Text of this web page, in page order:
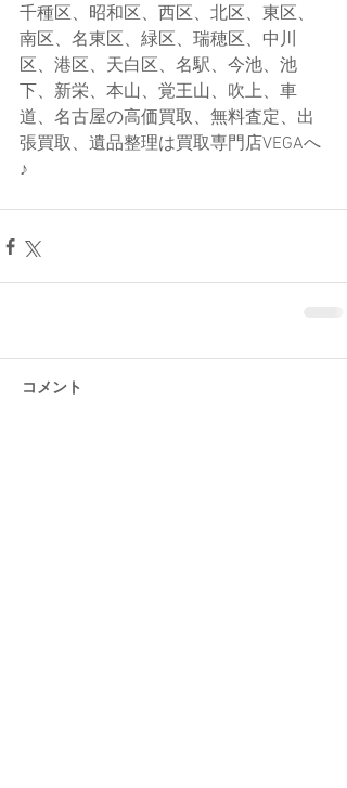
千種区、昭和区、西区、北区、東区、
南区、名東区、緑区、瑞穂区、中川
区、港区、天白区、名駅、今池、池
下、新栄、本山、覚王山、吹上、車
道、名古屋の高価買取、無料査定、出
張買取、遺品整理は買取専門店VEGAへ
♪
コメント